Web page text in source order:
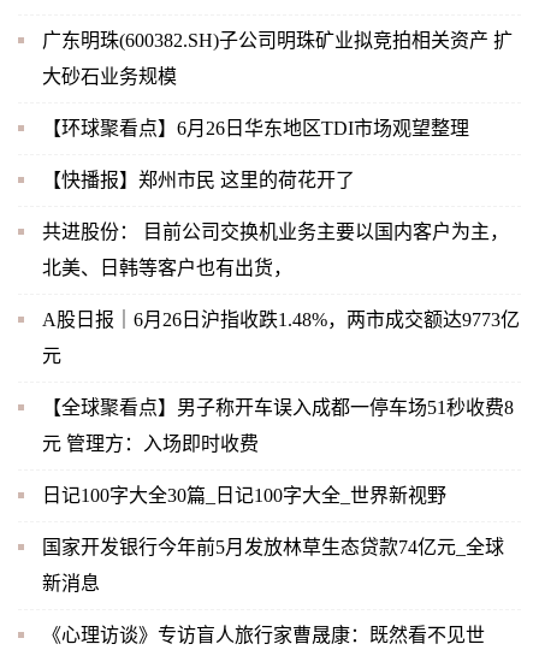
广东明珠(600382.SH)子公司明珠矿业拟竞拍相关资产 扩
大砂石业务规模
【环球聚看点】6月26日华东地区TDI市场观望整理
【快播报】郑州市民 这里的荷花开了
共进股份： 目前公司交换机业务主要以国内客户为主，
北美、日韩等客户也有出货，
A股日报｜6月26日沪指收跌1.48%，两市成交额达9773亿
元
【全球聚看点】男子称开车误入成都一停车场51秒收费8
元 管理方：入场即时收费
日记100字大全30篇_日记100字大全_世界新视野
国家开发银行今年前5月发放林草生态贷款74亿元_全球
新消息
《心理访谈》专访盲人旅行家曹晟康：既然看不见世